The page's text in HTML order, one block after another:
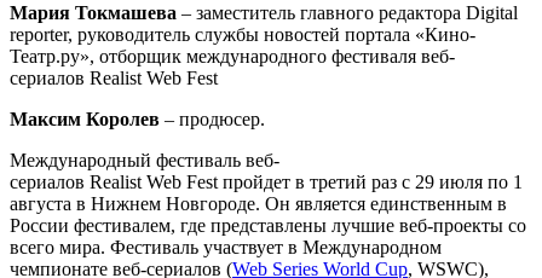
Мария Токмашева – заместитель главного редактора Digital
reporter, руководитель службы новостей портала «Кино-
Театр.ру», отборщик международного фестиваля веб-
сериалов Realist Web Fest
Максим Королев – продюсер.
Международный фестиваль веб-
сериалов Realist Web Fest пройдет в третий раз с 29 июля по 1
августа в Нижнем Новгороде. Он является единственным в
России фестивалем, где представлены лучшие веб-проекты со
всего мира. Фестиваль участвует в Международном
чемпионате веб-сериалов (Web Series World Cup, WSWC),